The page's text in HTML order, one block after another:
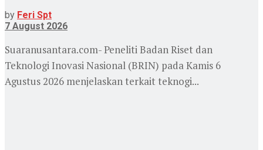
by Feri Spt
7 August 2026
Suaranusantara.com- Peneliti Badan Riset dan
Teknologi Inovasi Nasional (BRIN) pada Kamis 6
Agustus 2026 menjelaskan terkait teknogi...